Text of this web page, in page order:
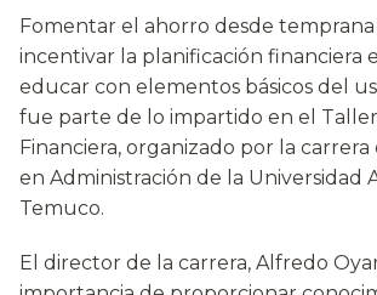
Fomentar el ahorro desde temprana
incentivar la planificación financiera
educar con elementos básicos del
fue parte de lo impartido en el
Financiera, organizado por la
en Administración de la Universidad
Temuco.
El director de la carrera, Alfredo